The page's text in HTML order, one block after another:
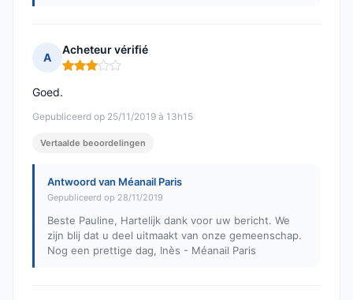
A
Acheteur vérifié
Opmerking: 3 van 5
Gepubliceerd op 25/11/2019 à 13h15
Goed.
Vertaalde beoordelingen
Antwoord van Méanail Paris
Gepubliceerd op 28/11/2019
Beste Pauline, Hartelijk dank voor uw bericht. We
zijn blij dat u deel uitmaakt van onze gemeenschap.
Nog een prettige dag, Inès - Méanail Paris